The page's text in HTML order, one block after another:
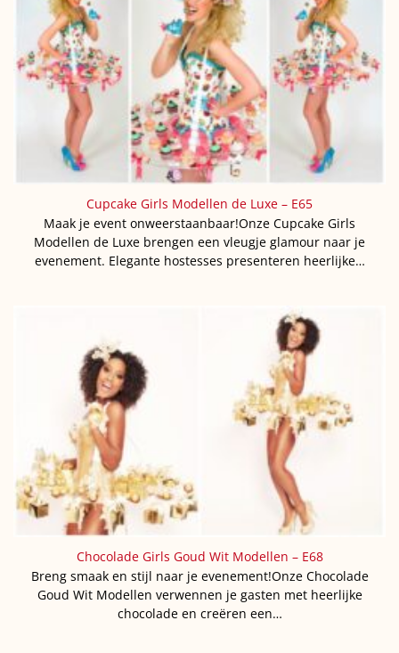
Cupcake Girls Modellen de Luxe – E65
Maak je event onweerstaanbaar!Onze Cupcake Girls
Modellen de Luxe brengen een vleugje glamour naar je
evenement. Elegante hostesses presenteren heerlijke…
Chocolade Girls Goud Wit Modellen – E68
Breng smaak en stijl naar je evenement!Onze Chocolade
Goud Wit Modellen verwennen je gasten met heerlijke
chocolade en creëren een…